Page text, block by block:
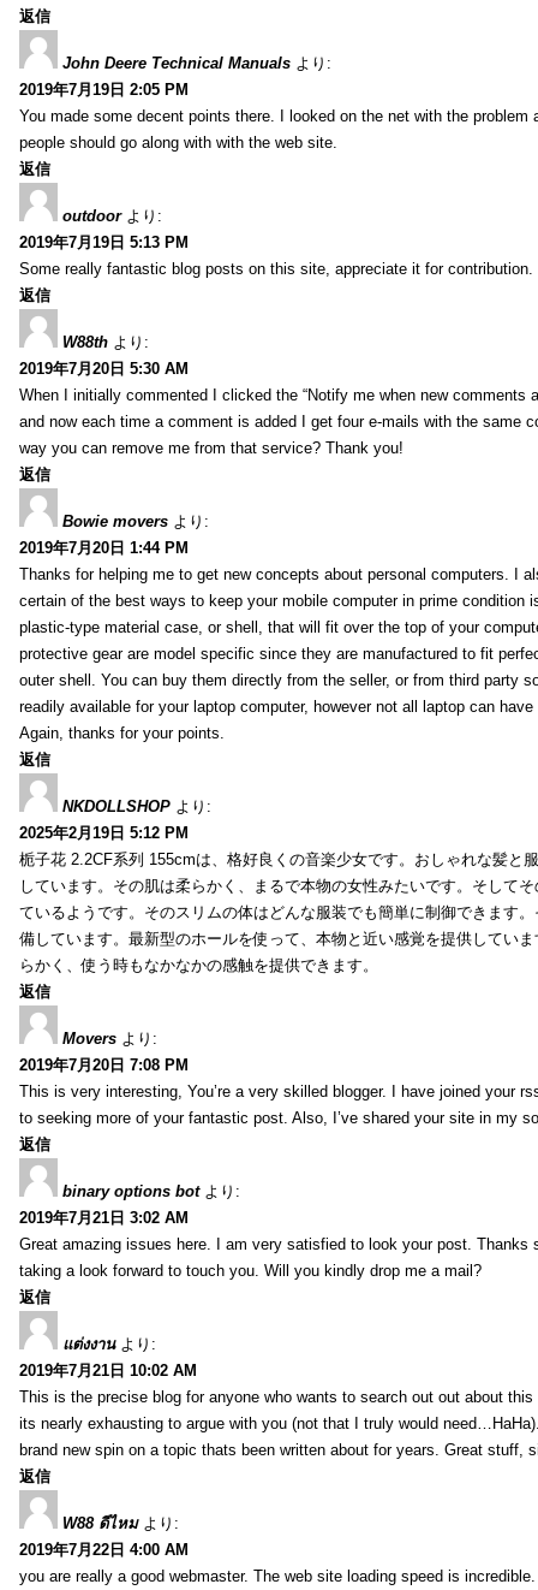
返信
John Deere Technical Manuals より:
2019年7月19日 2:05 PM
You made some decent points there. I looked on the net with the problem
people should go along with with the web site.
返信
outdoor より:
2019年7月19日 5:13 PM
Some really fantastic blog posts on this site, appreciate it for contribution.
返信
W88th より:
2019年7月20日 5:30 AM
When I initially commented I clicked the “Notify me when new comments
and now each time a comment is added I get four e-mails with the same
way you can remove me from that service? Thank you!
返信
Bowie movers より:
2019年7月20日 1:44 PM
Thanks for helping me to get new concepts about personal computers. I
certain of the best ways to keep your mobile computer in prime condition
plastic-type material case, or shell, that will fit over the top of your
protective gear are model specific since they are manufactured to fit
outer shell. You can buy them directly from the seller, or from third party
readily available for your laptop computer, however not all laptop can
Again, thanks for your points.
返信
NKDOLLSHOP より:
2025年2月19日 5:12 PM
栀子花 2.2CF系列 155cmは、格好良くの音楽少女です。おしゃれな髪と
しています。その肌は柔らかく、まるで本物の女性みたいです。そして
ているようです。そのスリムの体はどんな服装でも簡単に制御できます
備しています。最新型のホールを使って、本物と近い感覚を提供してい
らかく、使う時もなかなかの感触を提供できます。
返信
Movers より:
2019年7月20日 7:08 PM
This is very interesting, You’re a very skilled blogger. I have joined your
to seeking more of your fantastic post. Also, I’ve shared your site in my
返信
binary options bot より:
2019年7月21日 3:02 AM
Great amazing issues here. I am very satisfied to look your post. Thanks
taking a look forward to touch you. Will you kindly drop me a mail?
返信
แต่งงาน より:
2019年7月21日 10:02 AM
This is the precise blog for anyone who wants to search out out about
its nearly exhausting to argue with you (not that I truly would
brand new spin on a topic thats been written about for years. Great stuff,
返信
W88 ดีไหม より:
2019年7月22日 4:00 AM
you are really a good webmaster. The web site loading speed is